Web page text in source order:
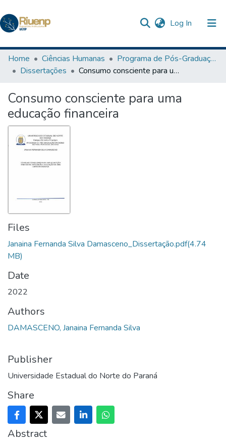
Log In (current)
Communities & Collections
Browse DSpace
Statistics
Home Ciências Humanas
Programa de Pós-Graduação em Ensino
Dissertações
Consumo consciente para uma educação financeira
Consumo consciente para uma
educação financeira
Files
Janaina Fernanda Silva Damasceno_Dissertação.pdf(4.74
MB)
Date
2022
Authors
DAMASCENO, Janaina Fernanda Silva
Publisher
Universidade Estadual do Norte do Paraná
Share
Abstract